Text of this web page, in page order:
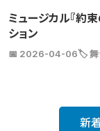
ミュージカル『約
ション
📅 2026-04-06🏷️ 舞
新